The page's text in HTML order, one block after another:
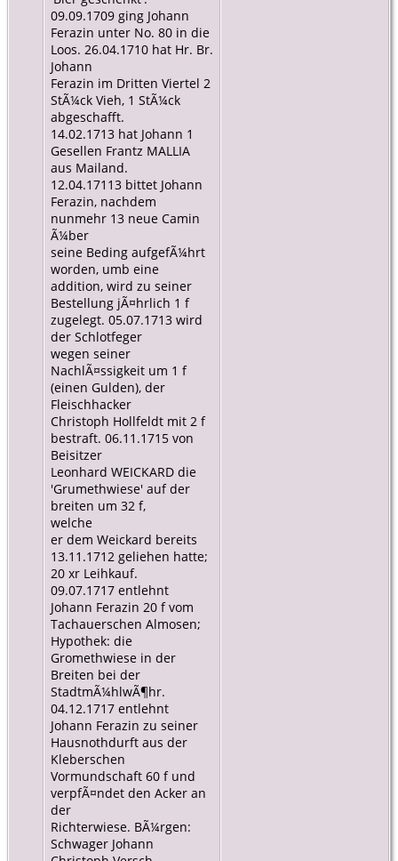
09.09.1709 ging Johann
Ferazin unter No. 80 in die
Loos. 26.04.1710 hat Hr. Br.
Johann
Ferazin im Dritten Viertel 2
StÃ¼ck Vieh, 1 StÃ¼ck
abgeschafft.
14.02.1713 hat Johann 1
Gesellen Frantz MALLIA
aus Mailand.
12.04.17113 bittet Johann
Ferazin, nachdem
nunmehr 13 neue Camin
Ã¼ber
seine Beding aufgefÃ¼hrt
worden, umb eine
addition, wird zu seiner
Bestellung jÃ¤hrlich 1 f
zugelegt. 05.07.1713 wird
der Schlotfeger
wegen seiner
NachlÃ¤ssigkeit um 1 f
(einen Gulden), der
Fleischhacker
Christoph Hollfeldt mit 2 f
bestraft. 06.11.1715 von
Beisitzer
Leonhard WEICKARD die
'Grumethwiese' auf der
breiten um 32 f,
welche
er dem Weickard bereits
13.11.1712 geliehen hatte;
20 xr Leihkauf.
09.07.1717 entlehnt
Johann Ferazin 20 f vom
Tachauerschen Almosen;
Hypothek: die
Gromethwiese in der
Breiten bei der
StadtmÃ¼hlwÃ¶hr.
04.12.1717 entlehnt
Johann Ferazin zu seiner
Hausnothdurft aus der
Kleberschen
Vormundschaft 60 f und
verpfÃ¤ndet den Acker an
der
Richterwiese. BÃ¼rgen:
Schwager Johann